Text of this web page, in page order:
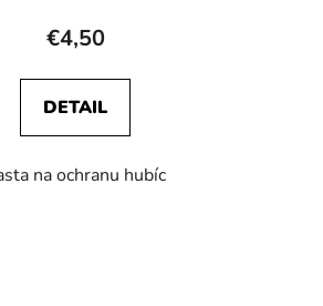
€4,50
DETAIL
na ochranu hubíc